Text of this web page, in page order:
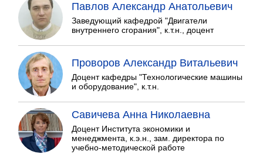
Павлов Александр Анатольевич
Заведующий кафедрой "Двигатели
внутреннего сгорания", к.т.н., доцент
Проворов Александр Витальевич
Доцент кафедры "Технологические машины
и оборудование", к.т.н.
Савичева Анна Николаевна
Доцент Института экономики и
менеджмента, к.э.н., зам. директора по
учебно-методической работе